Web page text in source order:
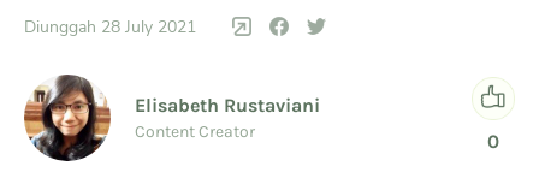
Diunggah 28 July 2021
Elisabeth Rustaviani
Content Creator 0